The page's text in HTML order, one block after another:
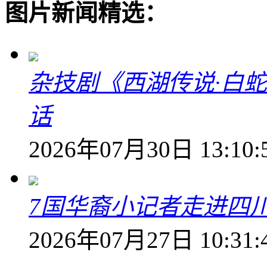
图片新闻精选：
杂技剧《西湖传说·白
话
2026年07月30日
7国华裔小记者走进四
2026年07月27日